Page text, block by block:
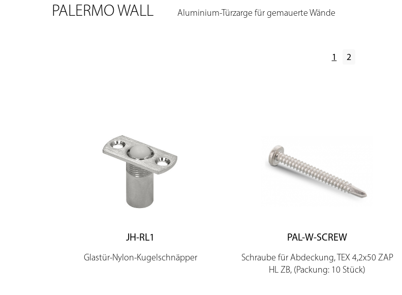
PALERMO WALL Aluminium-Türzarge für gemauerte Wände
1 2
JH-RL1
Glastür-Nylon-Kugelschnäpper
PAL-W-SCREW
Schraube für Abdeckung, TEX 4,2x50 ZAP
HL ZB, (Packung: 10 Stück)